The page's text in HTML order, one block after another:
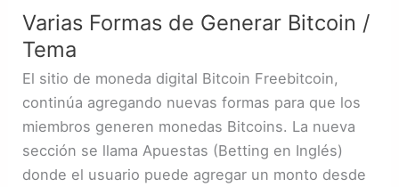
Varias Formas de Generar Bitcoin /
Tema
El sitio de moneda digital Bitcoin Freebitcoin,
continúa agregando nuevas formas para que los
miembros generen monedas Bitcoins. La nueva
sección se llama Apuestas (Betting en Inglés)
donde el usuario puede agregar un monto desde
de
Generar
Bitcoin
Tema